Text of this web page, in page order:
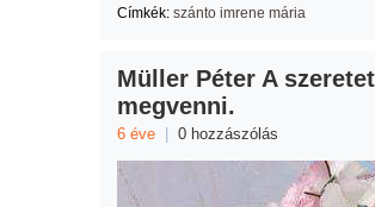
Címkék: szánto imrene mária
Müller Péter A
megvenni.
6 éve 0 hozzászólás